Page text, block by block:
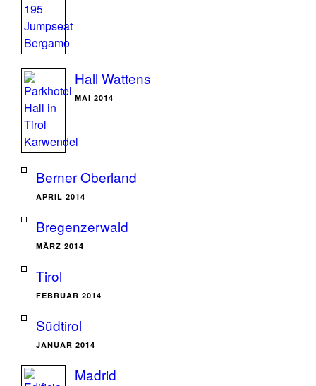
Hall Wattens
MAI 2014
Berner Oberland
APRIL 2014
Bregenzerwald
MÄRZ 2014
Tirol
FEBRUAR 2014
Südtirol
JANUAR 2014
Madrid